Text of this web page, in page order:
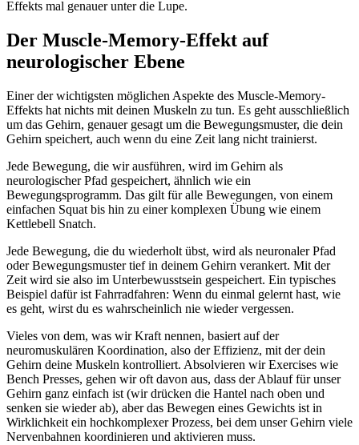
Effekts mal genauer unter die Lupe.
Der Muscle-Memory-Effekt auf
neurologischer Ebene
Einer der wichtigsten möglichen Aspekte des Muscle-Memory-
Effekts hat nichts mit deinen Muskeln zu tun. Es geht ausschließlich
um das Gehirn, genauer gesagt um die Bewegungsmuster, die dein
Gehirn speichert, auch wenn du eine Zeit lang nicht trainierst.
Jede Bewegung, die wir ausführen, wird im Gehirn als
neurologischer Pfad gespeichert, ähnlich wie ein
Bewegungsprogramm. Das gilt für alle Bewegungen, von einem
einfachen Squat bis hin zu einer komplexen Übung wie einem
Kettlebell Snatch.
Jede Bewegung, die du wiederholt übst, wird als neuronaler Pfad
oder Bewegungsmuster tief in deinem Gehirn verankert. Mit der
Zeit wird sie also im Unterbewusstsein gespeichert. Ein typisches
Beispiel dafür ist Fahrradfahren: Wenn du einmal gelernt hast, wie
es geht, wirst du es wahrscheinlich nie wieder vergessen.
Vieles von dem, was wir Kraft nennen, basiert auf der
neuromuskulären Koordination, also der Effizienz, mit der dein
Gehirn deine Muskeln kontrolliert. Absolvieren wir Exercises wie
Bench Presses, gehen wir oft davon aus, dass der Ablauf für unser
Gehirn ganz einfach ist (wir drücken die Hantel nach oben und
senken sie wieder ab), aber das Bewegen eines Gewichts ist in
Wirklichkeit ein hochkomplexer Prozess, bei dem unser Gehirn viele
Nervenbahnen koordinieren und aktivieren muss.